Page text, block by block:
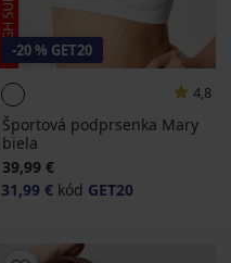
-20 % GET20
4,8
Športová podprsenka Mary
biela
39,99 €
31,99 € kód GET20